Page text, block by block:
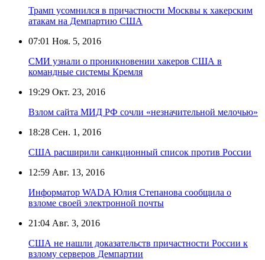
Трамп усомнился в причастности Москвы к хакерским
атакам на Демпартию США
07:01 Ноя. 5, 2016
СМИ узнали о проникновении хакеров США в
командные системы Кремля
19:29 Окт. 23, 2016
Взлом сайта МИД РФ сочли «незначительной мелочью»
18:28 Сен. 1, 2016
США расширили санкционный список против России
12:59 Авг. 13, 2016
Информатор WADA Юлия Степанова сообщила о
взломе своей электронной почты
21:04 Авг. 3, 2016
США не нашли доказательств причастности России к
взлому серверов Демпартии